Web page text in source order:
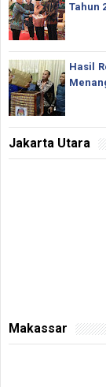
Tahun
Hasil
Jakarta Utara
Makassar